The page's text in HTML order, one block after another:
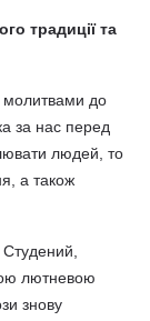
традиції та
молитвами до
за нас перед
людей, то
а також
Студений,
лютневою
знову